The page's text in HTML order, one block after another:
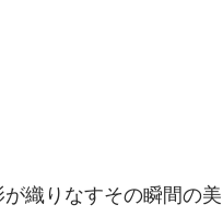
織りなすその瞬間の美